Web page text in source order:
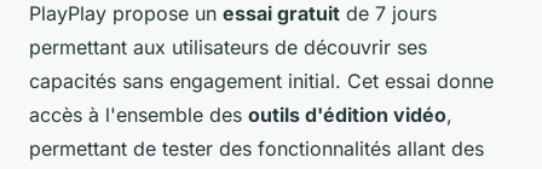
PlayPlay propose un essai gratuit de 7 jours
permettant aux utilisateurs de découvrir ses
capacités sans engagement initial. Cet essai donne
accès à l'ensemble des outils d'édition vidéo,
permettant de tester des fonctionnalités allant des